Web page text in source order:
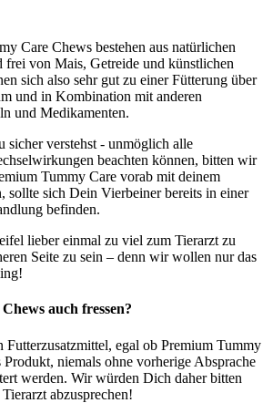
Care Chews bestehen aus natürlichen
frei von Mais, Getreide und künstlichen
sich also sehr gut zu einer Fütterung über
und in Kombination mit anderen
und Medikamenten.
verstehst - unmöglich alle
beachten können, bitten wir
Tummy Care vorab mit deinem
sollte sich Dein Vierbeiner bereits in einer
befinden.
lieber einmal zu viel zum Tierarzt zu
Seite zu sein – denn wir wollen nur das
auch fressen?
Futterzusatzmittel, egal ob Premium Tummy
Produkt, niemals ohne vorherige Absprache
werden. Wir würden Dich daher bitten
abzusprechen!